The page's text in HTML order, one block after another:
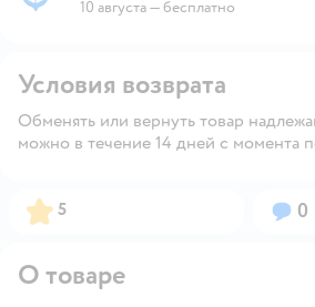
Пункты выдачи10 августа—бесплатно
Условия возврата
Обменять или вернуть товар
можно в течение 14 дней с момента
Рейтинг:
5 0
О товаре